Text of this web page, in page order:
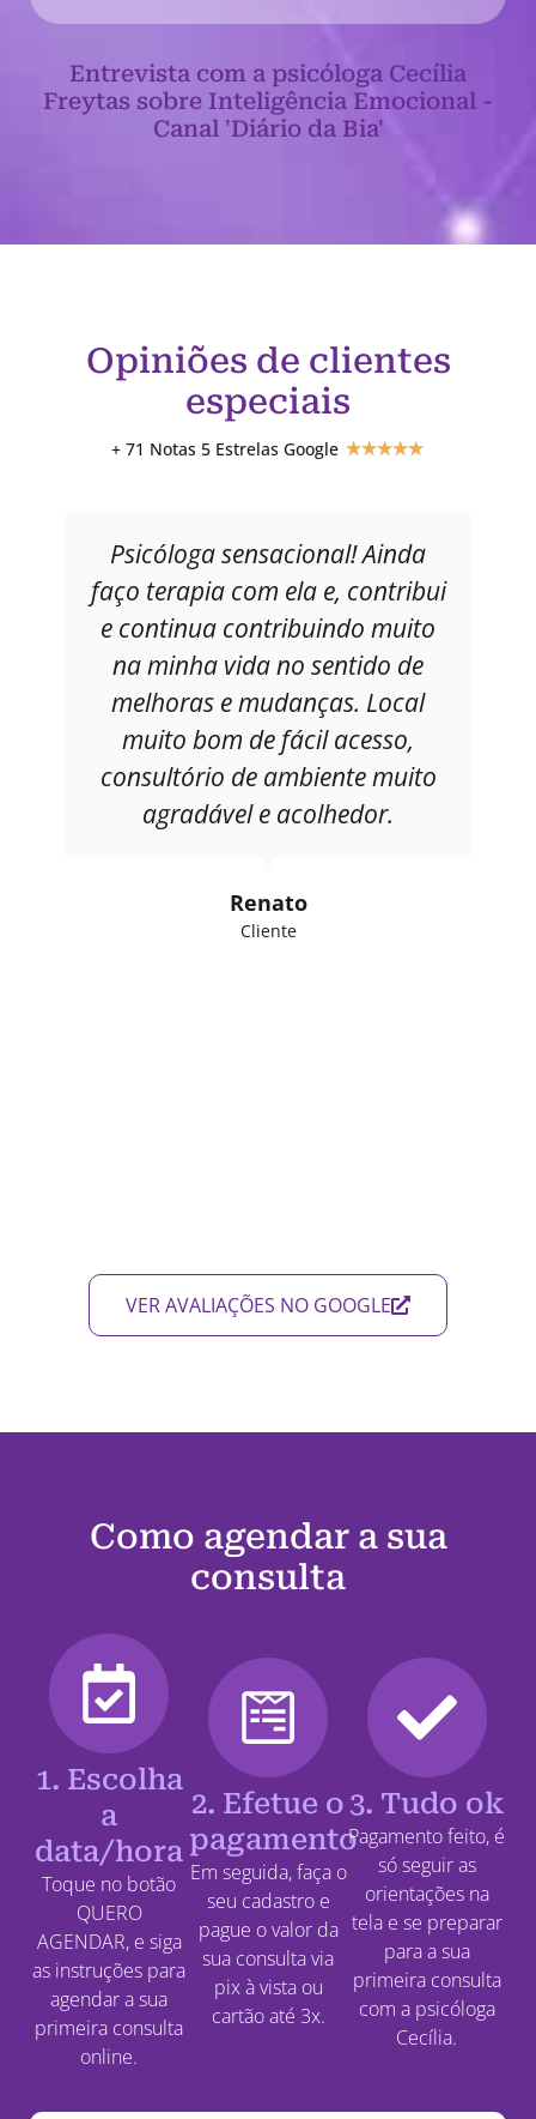
Entrevista com a psicóloga Cecília
Freytas sobre Inteligência Emocional -
Canal 'Diário da Bia'
Opiniões de clientes
especiais
+ 71 Notas 5 Estrelas Google ★★★★★
Psicóloga sensacional! Ainda
faço terapia com ela e, contribui
e continua contribuindo muito
na minha vida no sentido de
melhoras e mudanças. Local
muito bom de fácil acesso,
consultório de ambiente muito
agradável e acolhedor.
Renato
Cliente
VER AVALIAÇÕES NO GOOGLE
Como agendar a sua
consulta
1. Escolha
a
data/hora
Toque no botão
QUERO
AGENDAR, e siga
as instruções para
agendar a sua
primeira consulta
online.
2. Efetue o
pagamento
Em seguida, faça o
seu cadastro e
pague o valor da
sua consulta via
pix à vista ou
cartão até 3x.
3. Tudo ok
Pagamento feito, é
só seguir as
orientações na
tela e se preparar
para a sua
primeira consulta
com a psicóloga
Cecília.